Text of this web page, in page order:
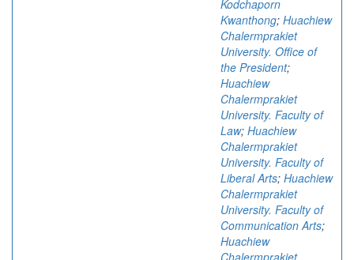
Kodchaporn
Kwanthong; Huachiew
Chalermprakiet
University. Office of
the President;
Huachiew
Chalermprakiet
University. Faculty of
Law; Huachiew
Chalermprakiet
University. Faculty of
Liberal Arts; Huachiew
Chalermprakiet
University. Faculty of
Communication Arts;
Huachiew
Chalermprakiet